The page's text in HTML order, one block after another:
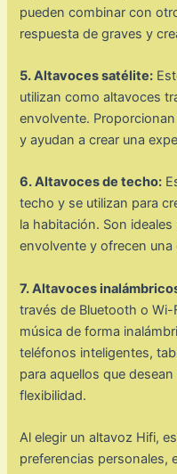
pueden combinar con
respuesta de graves y
5. Altavoces satélite:
utilizan como altavoces
envolvente.
y ayudan a crear una
6. Altavoces de techo:
techo y se utilizan para
la habitación. Son
envolvente y ofrecen
7. Altavoces
través de Bluetooth o
música de forma
teléfonos inteligentes,
para aquellos que
flexibilidad.
Al elegir un altavoz Hifi,
preferencias personales,